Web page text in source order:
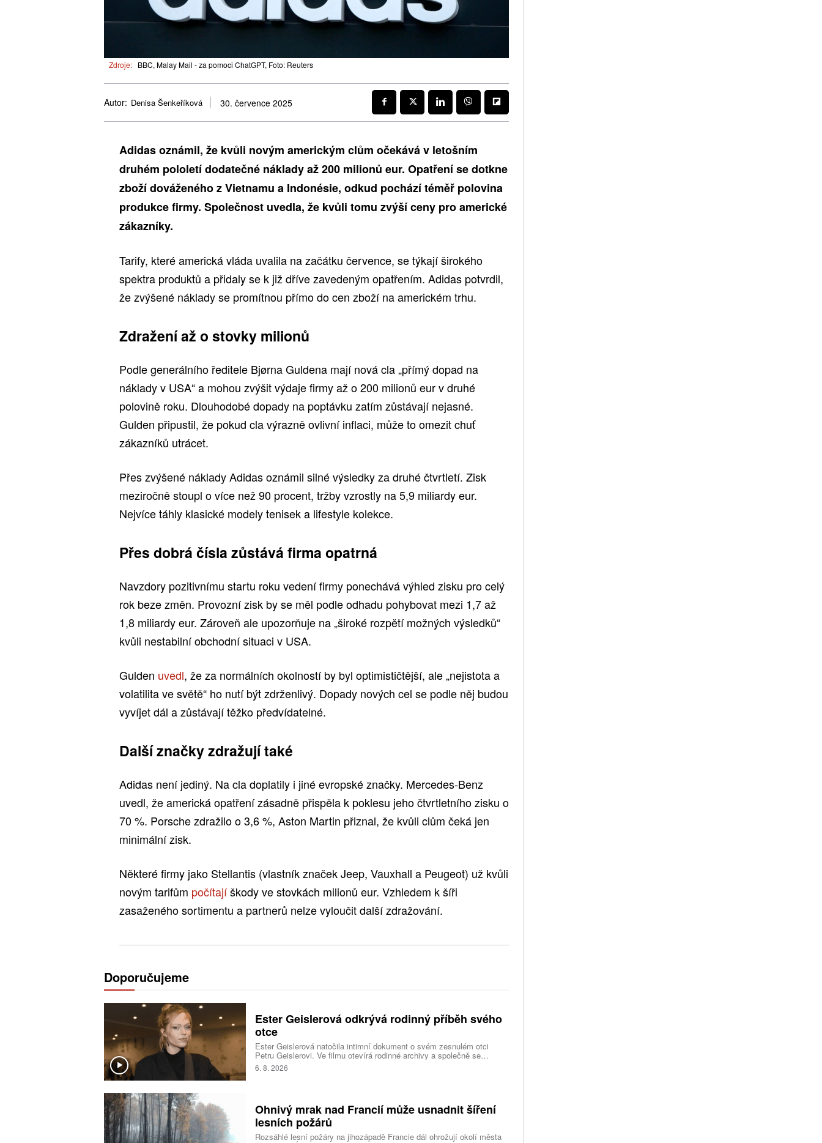
Zdroje: BBC, Malay Mail - za pomoci ChatGPT, Foto: Reuters
Autor: Denisa Šenkeříková 30. července 2025
Adidas oznámil, že kvůli novým americkým clům očekává v letošním
druhém pololetí dodatečné náklady až 200 milionů eur. Opatření se dotkne
zboží dováženého z Vietnamu a Indonésie, odkud pochází téměř polovina
produkce firmy. Společnost uvedla, že kvůli tomu zvýší ceny pro americké
zákazníky.
Tarify, které americká vláda uvalila na začátku července, se týkají širokého
spektra produktů a přidaly se k již dříve zavedeným opatřením. Adidas potvrdil,
že zvýšené náklady se promítnou přímo do cen zboží na americkém trhu.
Zdražení až o stovky milionů
Podle generálního ředitele Bjørna Guldena mají nová cla „přímý dopad na
náklady v USA“ a mohou zvýšit výdaje firmy až o 200 milionů eur v druhé
polovině roku. Dlouhodobé dopady na poptávku zatím zůstávají nejasné.
Gulden připustil, že pokud cla výrazně ovlivní inflaci, může to omezit chuť
zákazníků utrácet.
Přes zvýšené náklady Adidas oznámil silné výsledky za druhé čtvrtletí. Zisk
meziročně stoupl o více než 90 procent, tržby vzrostly na 5,9 miliardy eur.
Nejvíce táhly klasické modely tenisek a lifestyle kolekce.
Přes dobrá čísla zůstává firma opatrná
Navzdory pozitivnímu startu roku vedení firmy ponechává výhled zisku pro celý
rok beze změn. Provozní zisk by se měl podle odhadu pohybovat mezi 1,7 až
1,8 miliardy eur. Zároveň ale upozorňuje na „široké rozpětí možných výsledků“
kvůli nestabilní obchodní situaci v USA.
Gulden uvedl, že za normálních okolností by byl optimističtější, ale „nejistota a
volatilita ve světě“ ho nutí být zdrženlivý. Dopady nových cel se podle něj budou
vyvíjet dál a zůstávají těžko předvídatelné.
Další značky zdražují také
Adidas není jediný. Na cla doplatily i jiné evropské značky. Mercedes-Benz
uvedl, že americká opatření zásadně přispěla k poklesu jeho čtvrtletního zisku o
70 %. Porsche zdražilo o 3,6 %, Aston Martin přiznal, že kvůli clům čeká jen
minimální zisk.
Některé firmy jako Stellantis (vlastník značek Jeep, Vauxhall a Peugeot) už kvůli
novým tarifům počítajíškody ve stovkách milionů eur. Vzhledem k šíři
zasaženého sortimentu a partnerů nelze vyloučit další zdražování.
Doporučujeme
Ester Geislerová odkrývá rodinný příběh svého
otce
Ester Geislerová natočila intimní dokument o svém zesnulém otci
Petru Geislerovi. Ve filmu otevírá rodinné archivy a společně se
sestrou Aňou skládá portrét talentovaného muže, který měl v sobě
vřelost i temnější stránku.
6. 8. 2026
Ohnivý mrak nad Francií může usnadnit šíření
lesních požárů
Rozsáhlé lesní požáry na jihozápadě Francie dál ohrožují okolí města